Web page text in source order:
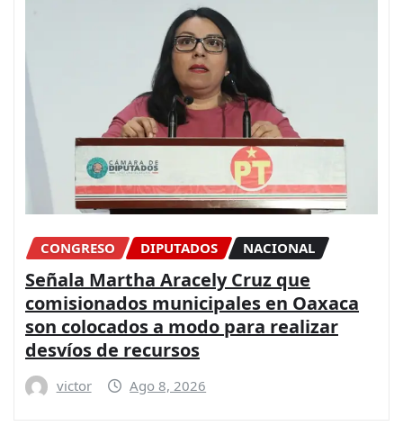
CONGRESO DIPUTADOS NACIONAL
Señala Martha Aracely Cruz que
comisionados municipales en Oaxaca
son colocados a modo para realizar
desvíos de recursos
victor Ago 8, 2026